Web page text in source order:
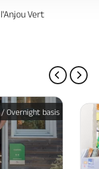
Vert
/ Overnight basis